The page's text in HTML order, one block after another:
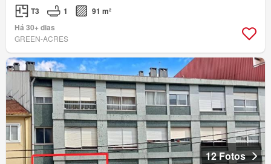
T3 1
91 m²
Há 30+ dias
GREEN-ACRES
12 Fotos